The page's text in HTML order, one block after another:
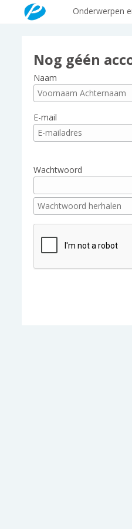
Onderwerpen
Nog géén
Naam
E-mail
Wachtwoord